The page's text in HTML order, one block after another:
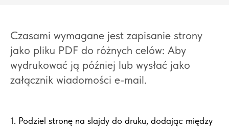
Czasami wymagane jest zapisanie strony
jako pliku PDF do różnych celów: Aby
wydrukować ją później lub wysłać jako
załącznik wiadomości e-mail.
1. Podziel stronę na slajdy do druku, dodając między